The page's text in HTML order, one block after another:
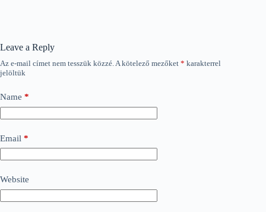
Leave a Reply
Az e-mail címet nem tesszük közzé.A kötelező mezőket * karakterrel
jelöltük
Name *
Email *
Website